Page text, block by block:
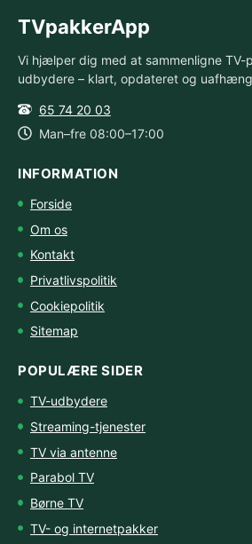
TVpakkerApp
Vi hjælper dig med at sammenligne TV-
udbydere – klart, opdateret og
65 74 20 03
Man–fre 08:00–17:00
INFORMATION
Forside
Om os
Kontakt
Privatlivspolitik
Cookiepolitik
Sitemap
POPULÆRE SIDER
TV-udbydere
Streaming-tjenester
TV via antenne
Parabol TV
Børne TV
TV- og internetpakker